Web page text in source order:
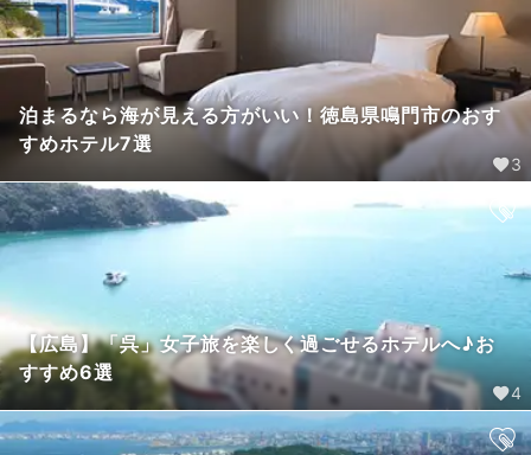
泊まるなら海が見える方がいい！徳島県鳴門市のおす
すめホテル7選
3
【広島】「呉」女子旅を楽しく過ごせるホテルへ♪お
すすめ6選
4